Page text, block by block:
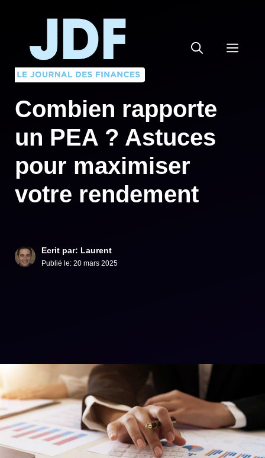
contenu
Combien rapporte
un PEA ? Astuces
pour maximiser
votre rendement
Ecrit par: Laurent
Publié le: 20 mars 2025